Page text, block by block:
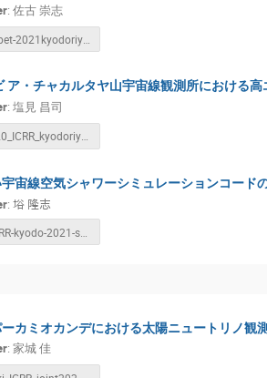
: 佐古 崇志
Tibet-2021kyodoriyo.pdf
ア・チャカルタヤ山宇宙線観測所における
: 塩見 昌司
F20_ICRR_kyodoriyo_2021_ALPACA.pdf
宙線空気シャワーシミュレーションコード
: 﨏 隆志
カミオカンデにおける太陽ニュートリノ観
: 家城 佳